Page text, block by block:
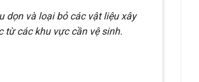
dọn và loại bỏ các vật liệu xây
từ các khu vực cần vệ sinh.